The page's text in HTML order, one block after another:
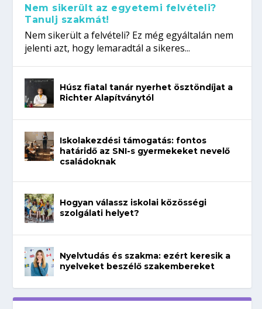
Nem sikerült az egyetemi felvételi?
Tanulj szakmát!
Nem sikerült a felvételi? Ez még egyáltalán nem
jelenti azt, hogy lemaradtál a sikeres...
Húsz fiatal tanár nyerhet ösztöndíjat a
Richter Alapítványtól
Iskolakezdési támogatás: fontos
határidő az SNI-s gyermekeket nevelő
családoknak
Hogyan válassz iskolai közösségi
szolgálati helyet?
Nyelvtudás és szakma: ezért keresik a
nyelveket beszélő szakembereket